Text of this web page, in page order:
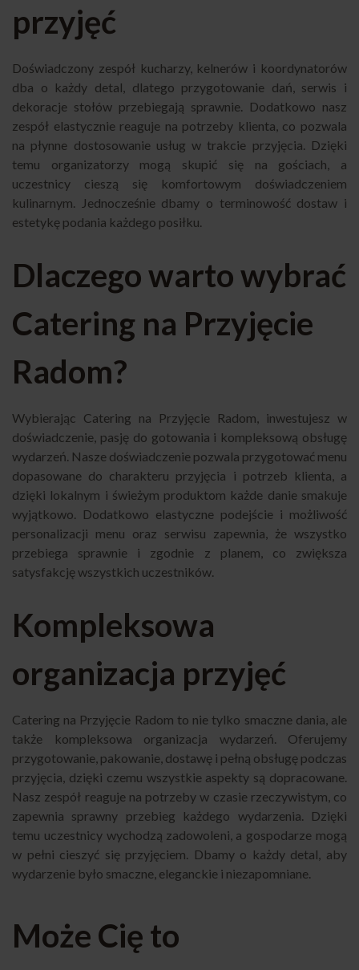
przyjęć
Doświadczony zespół kucharzy, kelnerów i koordynatorów
dba o każdy detal, dlatego przygotowanie dań, serwis i
dekoracje stołów przebiegają sprawnie. Dodatkowo nasz
zespół elastycznie reaguje na potrzeby klienta, co pozwala
na płynne dostosowanie usług w trakcie przyjęcia. Dzięki
temu organizatorzy mogą skupić się na gościach, a
uczestnicy cieszą się komfortowym doświadczeniem
kulinarnym. Jednocześnie dbamy o terminowość dostaw i
estetykę podania każdego posiłku.
Dlaczego warto wybrać
Catering na Przyjęcie
Radom?
Wybierając Catering na Przyjęcie Radom, inwestujesz w
doświadczenie, pasję do gotowania i kompleksową obsługę
wydarzeń. Nasze doświadczenie pozwala przygotować menu
dopasowane do charakteru przyjęcia i potrzeb klienta, a
dzięki lokalnym i świeżym produktom każde danie smakuje
wyjątkowo. Dodatkowo elastyczne podejście i możliwość
personalizacji menu oraz serwisu zapewnia, że wszystko
przebiega sprawnie i zgodnie z planem, co zwiększa
satysfakcję wszystkich uczestników.
Kompleksowa
organizacja przyjęć
Catering na Przyjęcie Radom to nie tylko smaczne dania, ale
także kompleksowa organizacja wydarzeń. Oferujemy
przygotowanie, pakowanie, dostawę i pełną obsługę podczas
przyjęcia, dzięki czemu wszystkie aspekty są dopracowane.
Nasz zespół reaguje na potrzeby w czasie rzeczywistym, co
zapewnia sprawny przebieg każdego wydarzenia. Dzięki
temu uczestnicy wychodzą zadowoleni, a gospodarze mogą
w pełni cieszyć się przyjęciem. Dbamy o każdy detal, aby
wydarzenie było smaczne, eleganckie i niezapomniane.
Może Cię to